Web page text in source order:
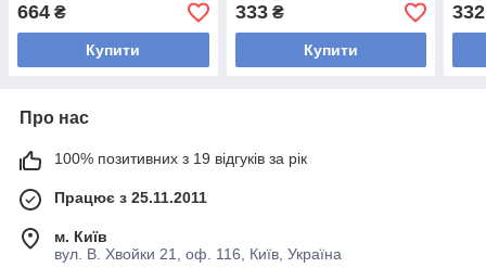
664 ₴
Купити
333₴
Купити
332
Про нас
100% позитивних з 19 відгуків за рік
Працює з 25.11.2011
м. Київ
вул. В. Хвойки 21, оф. 116, Київ, Україна